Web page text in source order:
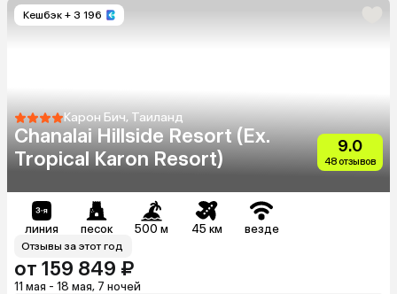
Кешбэк + 3 196
Карон Бич, Таиланд
Chanalai Hillside Resort (Ex.
Tropical Karon Resort)
9.0
48 отзывов
линия песок 500 м 45 км везде
Отзывы за этот год
от 159 849 ₽
11 мая - 18 мая, 7 ночей